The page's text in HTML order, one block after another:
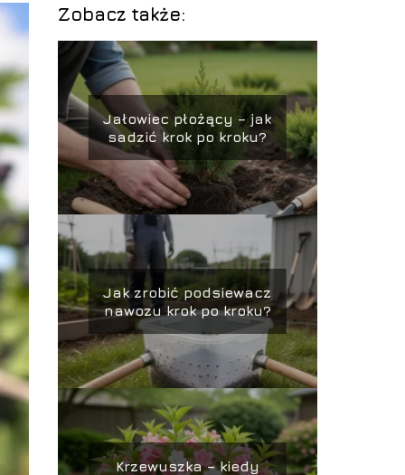
Zobacz także:
Jałowiec płożący – jak
sadzić krok po kroku?
Jak zrobić podsiewacz
nawozu krok po kroku?
Krzewuszka – kiedy